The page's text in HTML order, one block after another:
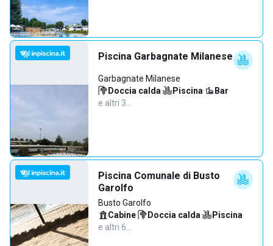
Piscina Garbagnate Milanese
Garbagnate Milanese
Doccia calda· Piscina· Bar·
e altri 3…
Piscina Comunale di Busto
Garolfo
Busto Garolfo
Cabine· Doccia calda· Piscina·
e altri 6…